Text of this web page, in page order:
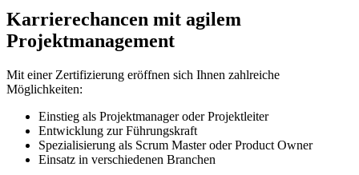
Karrierechancen mit agilem
Projektmanagement
Mit einer Zertifizierung eröffnen sich Ihnen zahlreiche
Möglichkeiten:
Einstieg als Projektmanager oder Projektleiter
Entwicklung zur Führungskraft
Spezialisierung als Scrum Master oder Product Owner
Einsatz in verschiedenen Branchen